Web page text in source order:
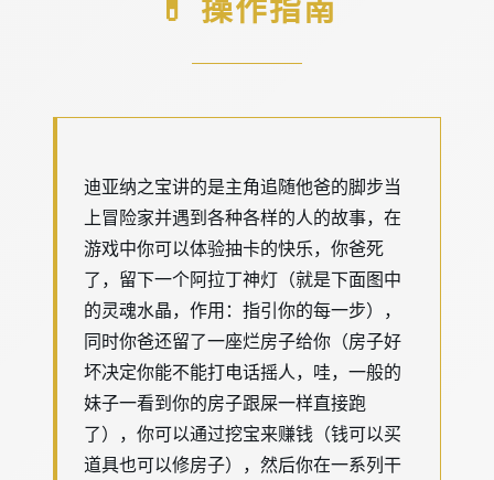
迪亚纳之宝讲的是主角追随他爸的脚步当
上冒险家并遇到各种各样的人的故事，在
游戏中你可以体验抽卡的快乐，你爸死
了，留下一个阿拉丁神灯（就是下面图中
的灵魂水晶，作用：指引你的每一步），
同时你爸还留了一座烂房子给你（房子好
坏决定你能不能打电话摇人，哇，一般的
妹子一看到你的房子跟屎一样直接跑
了），你可以通过挖宝来赚钱（钱可以买
道具也可以修房子），然后你在一系列干